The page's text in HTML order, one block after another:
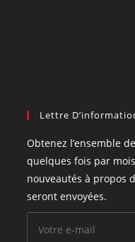
Lettre
Obtenez l’ensemble
quelques fois par
nouveautés à propos
seront envoyées.